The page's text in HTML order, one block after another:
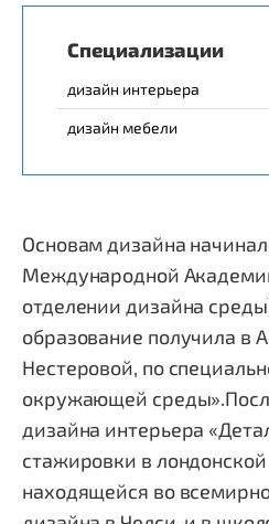
Специализации
дизайн интерьера
дизайн мебели
Основам дизайна
Международной
отделении дизайна
образование получила в
Нестеровой, по
окружающей
дизайна интерьера
стажировки в
находящейся во